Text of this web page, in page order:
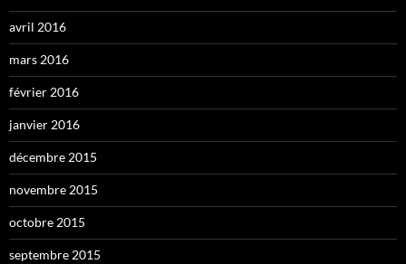
avril 2016
mars 2016
février 2016
janvier 2016
décembre 2015
novembre 2015
octobre 2015
septembre 2015